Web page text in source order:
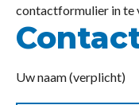
contactformulier in te
Uw naam (verplicht)